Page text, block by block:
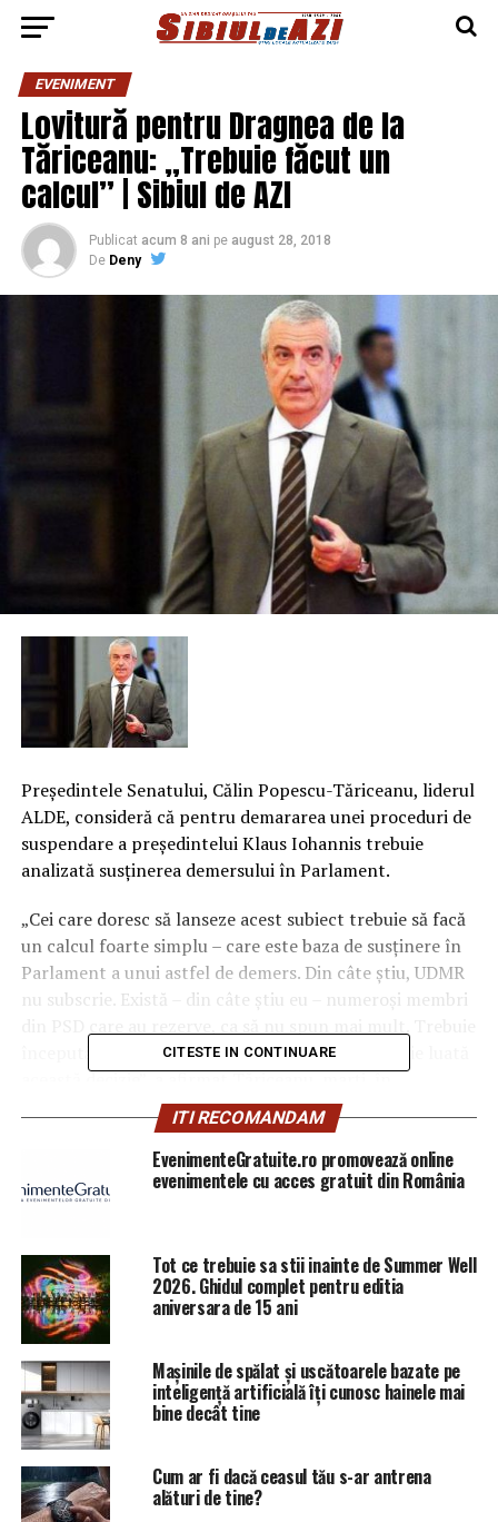
EVENIMENT
Lovitură pentru Dragnea de la
Tăriceanu: „Trebuie făcut un
calcul” | Sibiul de AZI
Publicat acum 8 ani pe august 28, 2018
De Deny
Preşedintele Senatului, Călin Popescu-Tăriceanu, liderul
ALDE, consideră că pentru demararea unei proceduri de
suspendare a preşedintelui Klaus Iohannis trebuie
analizată susţinerea demersului în Parlament.
„Cei care doresc să lanseze acest subiect trebuie să facă
un calcul foarte simplu – care este baza de susţinere în
Parlament a unui astfel de demers. Din câte ştiu, UDMR
nu subscrie. Există – din câte ştiu eu – numeroşi membri
începută această evaluare mai întâi şi apoi trebuie luată
această decizie”, a afirmat Tăriceanu, marţi, în
Parlament, după şedinţa forurilor de conducere ale
ALDE. AGERPRES
ARTICOLE PE ACEIASI TEMA: PRIMA
Cea mai mare lovitură pentru Dragnea | Sibiul de AZI
NU RATATI
EXCLUSIV Harta banilor europeni. Topul celor mai
câştigate judeţe | Sibiul de AZI
CITESTE IN CONTINUARE
ITI RECOMANDAM
EvenimenteGratuite.ro promovează online
evenimentele cu acces gratuit din România
Tot ce trebuie sa stii inainte de Summer Well
2026. Ghidul complet pentru editia
aniversara de 15 ani
Mașinile de spălat și uscătoarele bazate pe
inteligență artificială îți cunosc hainele mai
bine decât tine
Cum ar fi dacă ceasul tău s-ar antrena
alături de tine?